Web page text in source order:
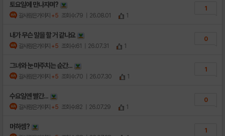
토요일에 만나자며?
갈사람은가야지 +5 조회수:79 | 26.08.01 1
1
내가 무슨 말을 할 거 같나요
갈사람은가야지 +5 조회수:61 | 26.07.31 1
0
그녀와 눈 마주치는 순간...
갈사람은가야지 +5 조회수:70 | 26.07.30 1
1
수요일엔 빨간...
갈사람은가야지 +5 조회수:82 | 26.07.29 1
0
머하셈? 1